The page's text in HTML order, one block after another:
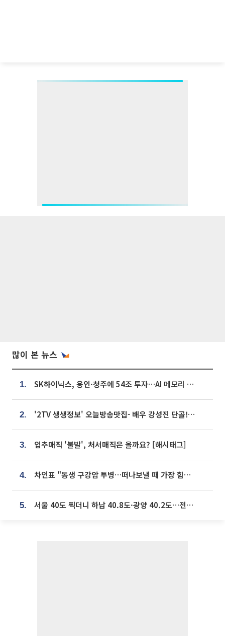
많이 본 뉴스
1. SK하이닉스, 용인·청주에 54조 투자…AI 메모리 생산기지 키운다
2. '2TV 생생정보' 오늘방송맛집- 배우 강성진 단골! 쌀국수ㆍ푸팟퐁 커리 맛집 '블○○○'
3. 입추매직 '불발', 처서매직은 올까요? [해시태그]
4. 차인표 "동생 구강암 투병…떠나보낼 때 가장 힘들었다”
5. 서울 40도 찍더니 하남 40.8도·광양 40.2도…전국 '펄펄'